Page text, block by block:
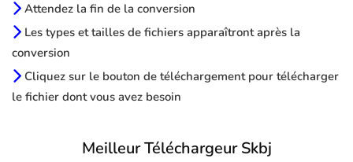
Attendez la fin de la conversion
Les types et tailles de fichiers apparaîtront après la
conversion
Cliquez sur le bouton de téléchargement pour télécharger
le fichier dont vous avez besoin
Meilleur Téléchargeur Skbj